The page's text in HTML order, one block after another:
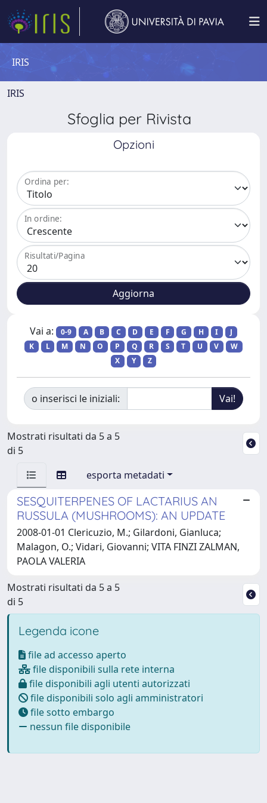
IRIS
IRIS
Sfoglia per Rivista
Opzioni
Ordina per:
In ordine:
Risultati/Pagina
Vai a: 0-9 A B C D E F G H I
J
K
L M N O P Q R S T U V
W
X
Y Z
o inserisci le iniziali:
Mostrati risultati da 5 a 5
di 5
esporta metadati
SESQUITERPENES OF LACTARIUS AN
RUSSULA (MUSHROOMS): AN UPDATE
2008-01-01 Clericuzio, M.; Gilardoni, Gianluca;
Malagon, O.; Vidari, Giovanni; VITA FINZI ZALMAN,
PAOLA VALERIA
Mostrati risultati da 5 a 5
di 5
Legenda icone
file ad accesso aperto
file disponibili sulla rete interna
file disponibili agli utenti autorizzati
file disponibili solo agli amministratori
file sotto embargo
nessun file disponibile